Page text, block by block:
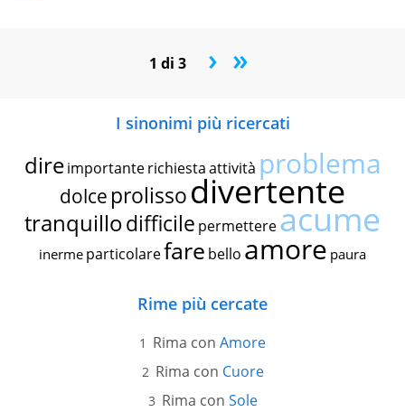
1 di 3 › »
I sinonimi più ricercati
dire importante richiestaattività problema
dolce prolissodivertente
tranquillodifficile permettereacume
inerme particolarefare bello amore paura
Rime più cercate
Rima con Amore
Rima con Cuore
Rima con Sole